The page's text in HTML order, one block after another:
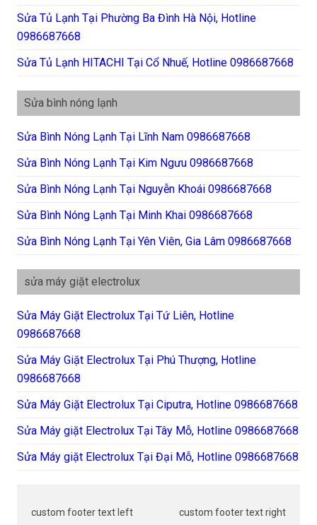
Sửa Tủ Lạnh Tại Phường Ba Đình Hà Nội, Hotline
0986687668
Sửa Tủ Lạnh HITACHI Tại Cổ Nhuế, Hotline 0986687668
Sửa bình nóng lạnh
Sửa Bình Nóng Lạnh Tại Lĩnh Nam 0986687668
Sửa Bình Nóng Lạnh Tại Kim Ngưu 0986687668
Sửa Bình Nóng Lạnh Tại Nguyễn Khoái 0986687668
Sửa Bình Nóng Lạnh Tại Minh Khai 0986687668
Sửa Bình Nóng Lạnh Tại Yên Viên, Gia Lâm 0986687668
sửa máy giặt electrolux
Sửa Máy Giặt Electrolux Tại Tứ Liên, Hotline
0986687668
Sửa Máy Giặt Electrolux Tại Phú Thượng, Hotline
0986687668
Sửa Máy Giặt Electrolux Tại Ciputra, Hotline 0986687668
Sửa Máy giặt Electrolux Tại Tây Mỗ, Hotline 0986687668
Sửa Máy giặt Electrolux Tại Đại Mỗ, Hotline 0986687668
custom footer text left custom footer text right